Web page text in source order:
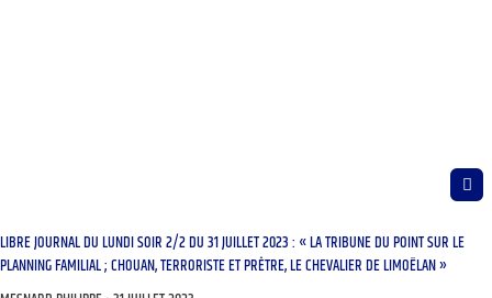
LIBRE JOURNAL DU LUNDI SOIR 2/2 DU 31 JUILLET 2023 : « LA TRIBUNE DU POINT SUR LE
PLANNING FAMILIAL ; CHOUAN, TERRORISTE ET PRÊTRE, LE CHEVALIER DE LIMOËLAN »